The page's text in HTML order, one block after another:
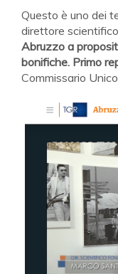
Questo è uno dei
direttore scientifico
Abruzzo a
bonifiche. Primo
Commissario